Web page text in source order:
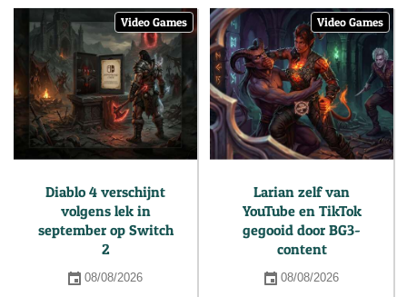
Video Games
Diablo 4 verschijnt
volgens lek in
september op Switch
2
08/08/2026
Video Games
Larian zelf van
YouTube en TikTok
gegooid door BG3-
content
08/08/2026